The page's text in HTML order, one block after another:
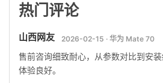
热门评论
山西网友 2026-02-15 · 华为 Mate 70
售前咨询细致耐心，从参数对比到安
体验良好。